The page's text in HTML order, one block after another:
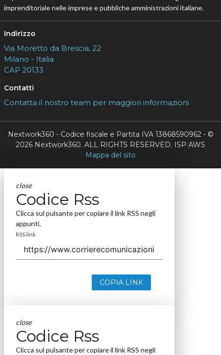
imprenditoriale nelle imprese e pubbliche amministrazioni italiane.
Indirizzo
Via Moretto da Brescia, 22
Milano - Italia
CAP 20133
Contatti
Contatta il nostro team per maggiori informazioni
Nextwork360 - Codice fiscale e Partita IVA 13868590962 - ©
2026 Nextwork360. ALL RIGHTS RESERVED. ISP AWS
Mappa del sito
close
Codice Rss
Clicca sul pulsante per copiare il link RSS negli
appunti.
RSS link
COPIA LINK
close
Codice Rss
Clicca sul pulsante per copiare il link RSS negli